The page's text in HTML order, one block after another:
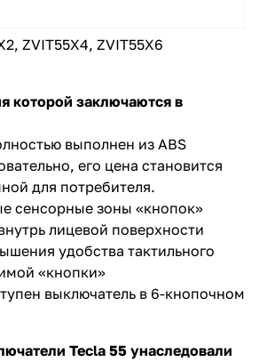
ZVIT55X4, ZVIT55X6
которой заключаются в
выполнен из ABS
его цена становится
для потребителя.
сенсорные зоны «кнопок»
лицевой поверхности
удобства тактильного
«кнопки»
выключатель в 6-кнопочном
Tecla 55 унаследовали